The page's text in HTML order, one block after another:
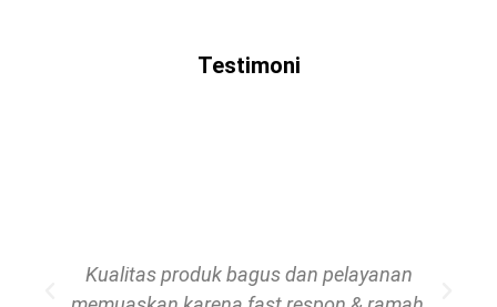
Testimoni
Kualitas produk bagus dan pelayanan